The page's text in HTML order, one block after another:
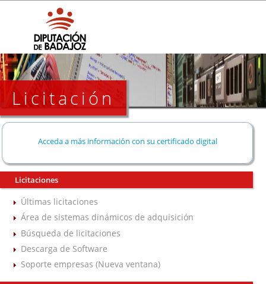
Licitación
Acceda a más información con su certificado digital
Licitaciones
Últimas licitaciones
Área de sistemas dinámicos de adquisición
Búsqueda de licitaciones
Descarga de Software
Soporte empresas (Nueva ventana)